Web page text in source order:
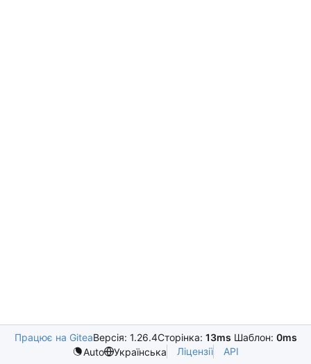
Працює на GiteaВерсія: 1.26.4Сторінка: 13ms Шаблон: 0ms
Auto
Українська Ліцензії API